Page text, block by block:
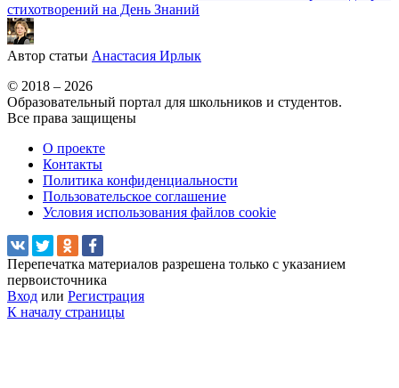
стихотворений на День Знаний
Автор статьи Анастасия Ирлык
© 2018 – 2026
Образовательный портал для школьников и студентов.
Все права защищены
О проекте
Контакты
Политика конфиденциальности
Пользовательское соглашение
Условия использования файлов cookie
Перепечатка материалов разрешена только с указанием
первоисточника
Вход или Регистрация
К началу страницы